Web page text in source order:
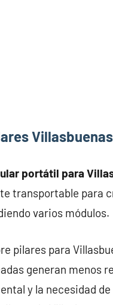
portátil para
transportable para
varios módulos.
pilares para
generan menos
y la necesidad